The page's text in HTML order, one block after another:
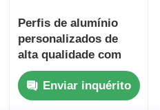
perfis de alumínio do
Perfis de acabamento de
Perfis de alumínio
personalizados de
alta qualidade com
excelente tratamento
de superfície.
Personalização
Enviar inquérito